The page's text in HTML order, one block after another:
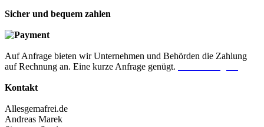
Sicher und bequem zahlen
Auf Anfrage bieten wir Unternehmen und Behörden die Zahlung
auf Rechnung an. Eine kurze Anfrage genügt.
Kontakt
Allesgemafrei.de
Andreas Marek